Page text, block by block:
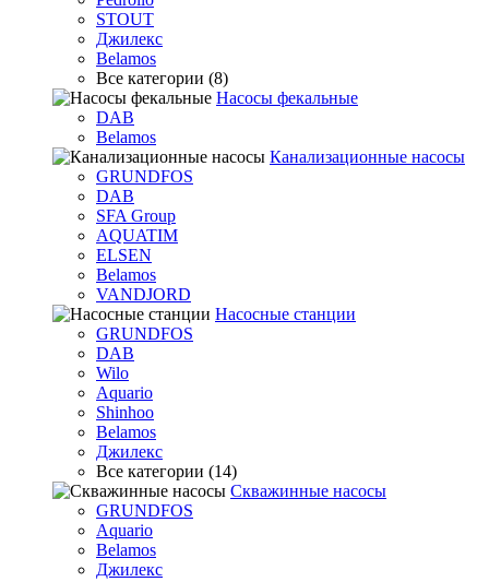
STOUT
Джилекс
Belamos
Все категории (8)
Насосы фекальные
DAB
Belamos
Канализационные насосы
GRUNDFOS
DAB
SFA Group
AQUATIM
ELSEN
Belamos
VANDJORD
Насосные станции
GRUNDFOS
DAB
Wilo
Aquario
Shinhoo
Belamos
Джилекс
Все категории (14)
Скважинные насосы
GRUNDFOS
Aquario
Belamos
Джилекс